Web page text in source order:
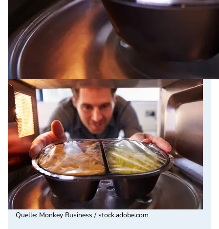
Quelle: Monkey Business / stock.adobe.com